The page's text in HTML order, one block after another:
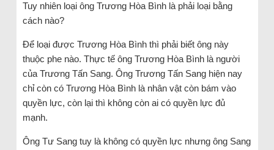
Tuy nhiên loại ông Trương Hòa Bình là phải loại bằng
cách nào?
Để loại được Trương Hòa Bình thì phải biết ông này
thuộc phe nào. Thực tế ông Trương Hòa Bình là người
của Trương Tấn Sang. Ông Trương Tấn Sang hiện nay
chỉ còn có Trương Hòa Bình là nhân vật còn bám vào
quyền lực, còn lại thì không còn ai có quyền lực đủ
mạnh.
Ông Tư Sang tuy là không có quyền lực nhưng ông Sang